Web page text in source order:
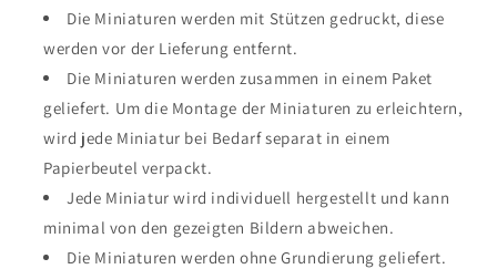
Die Miniaturen werden mit Stützen gedruckt, diese
werden vor der Lieferung entfernt.
Die Miniaturen werden zusammen in einem Paket
geliefert. Um die Montage der Miniaturen zu erleichtern,
wird jede Miniatur bei Bedarf separat in einem
Papierbeutel verpackt.
Jede Miniatur wird individuell hergestellt und kann
minimal von den gezeigten Bildern abweichen.
Die Miniaturen werden ohne Grundierung geliefert.